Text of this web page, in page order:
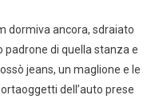
dormiva ancora, sdraiato
padrone di quella stanza e
jeans, un maglione e le
dell’auto prese